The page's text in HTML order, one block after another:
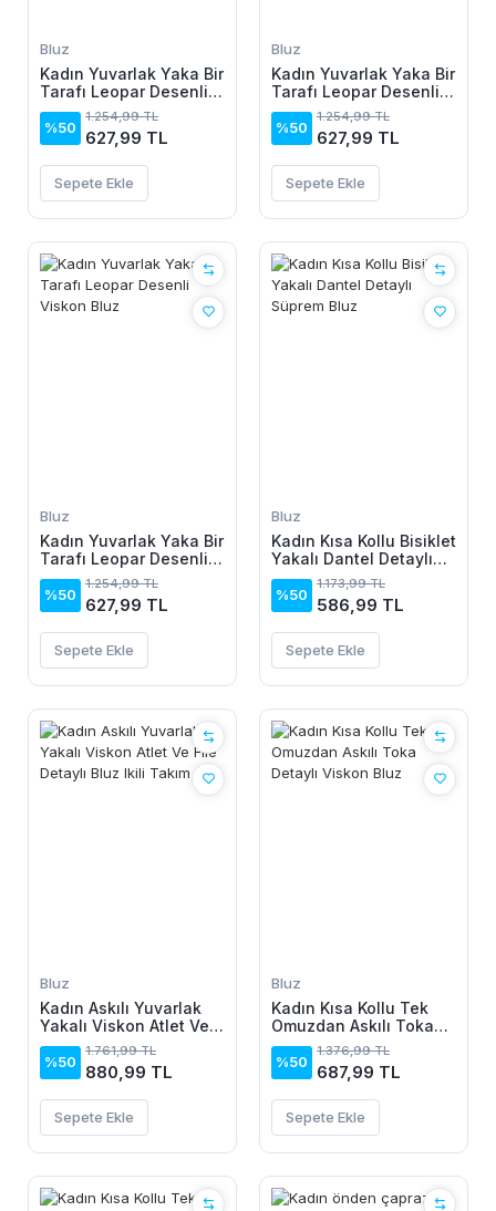
Bluz
Kadın Yuvarlak Yaka Bir
Tarafı Leopar Desenli
Viskon Bluz
%50
1.254,99 TL
627,99 TL
Sepete Ekle
Bluz
Kadın Yuvarlak Yaka Bir
Tarafı Leopar Desenli
Viskon Bluz
%50
1.254,99 TL
627,99 TL
Sepete Ekle
Bluz
Kadın Yuvarlak Yaka Bir
Tarafı Leopar Desenli
Viskon Bluz
%50
1.254,99 TL
627,99 TL
Sepete Ekle
Bluz
Kadın Kısa Kollu Bisiklet
Yakalı Dantel Detaylı
Süprem Bluz
%50
1.173,99 TL
586,99 TL
Sepete Ekle
Bluz
Kadın Askılı Yuvarlak
Yakalı Viskon Atlet Ve
File Detaylı Bluz Ikili
Takım
%50
1.761,99 TL
880,99 TL
Sepete Ekle
Bluz
Kadın Kısa Kollu Tek
Omuzdan Askılı Toka
Detaylı Viskon Bluz
%50
1.376,99 TL
687,99 TL
Sepete Ekle